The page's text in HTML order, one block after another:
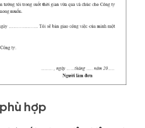
hợp